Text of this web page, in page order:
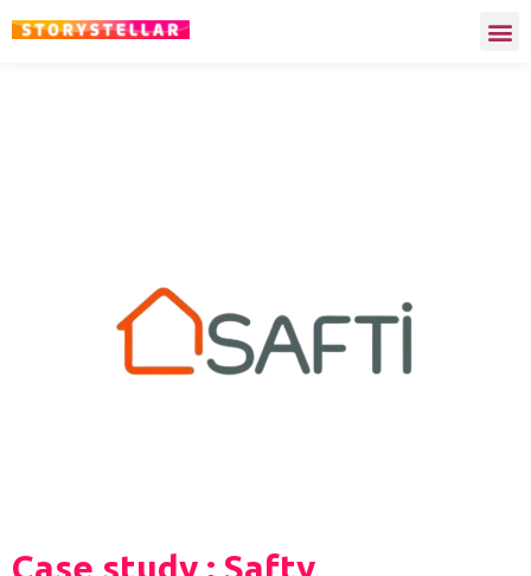
Case study : Safty